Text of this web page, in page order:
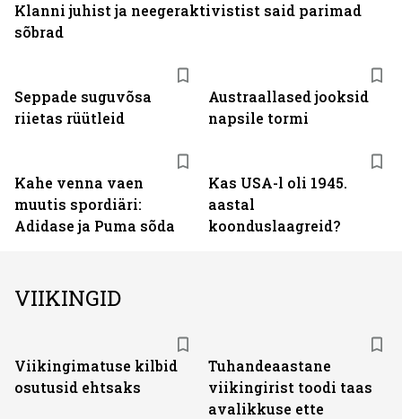
Seppade suguvõsa
riietas rüütleid
Austraallased jooksid
napsile tormi
Kahe venna vaen
muutis spordiäri:
Adidase ja Puma sõda
Kas USA-l oli 1945.
aastal
koonduslaagreid?
Klanni juhist ja neegeraktivistist said parimad
sõbrad
VIIKINGID
Viikingimatuse kilbid
osutusid ehtsaks
Tuhandeaastane
viikingirist toodi taas
avalikkuse ette